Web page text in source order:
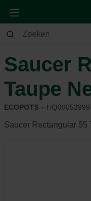
Huis & Deco
Saucer
Taupe
ECOPOTS
Saucer Rectangular 55